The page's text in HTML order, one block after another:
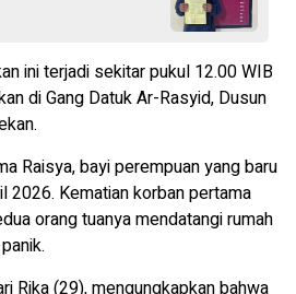
ini terjadi sekitar pukul 12.00 WIB
di Gang Datuk Ar-Rasyid, Dusun
Raisya, bayi perempuan yang baru
2026. Kematian korban pertama
orang tuanya mendatangi rumah
Rika (29), mengungkapkan bahwa